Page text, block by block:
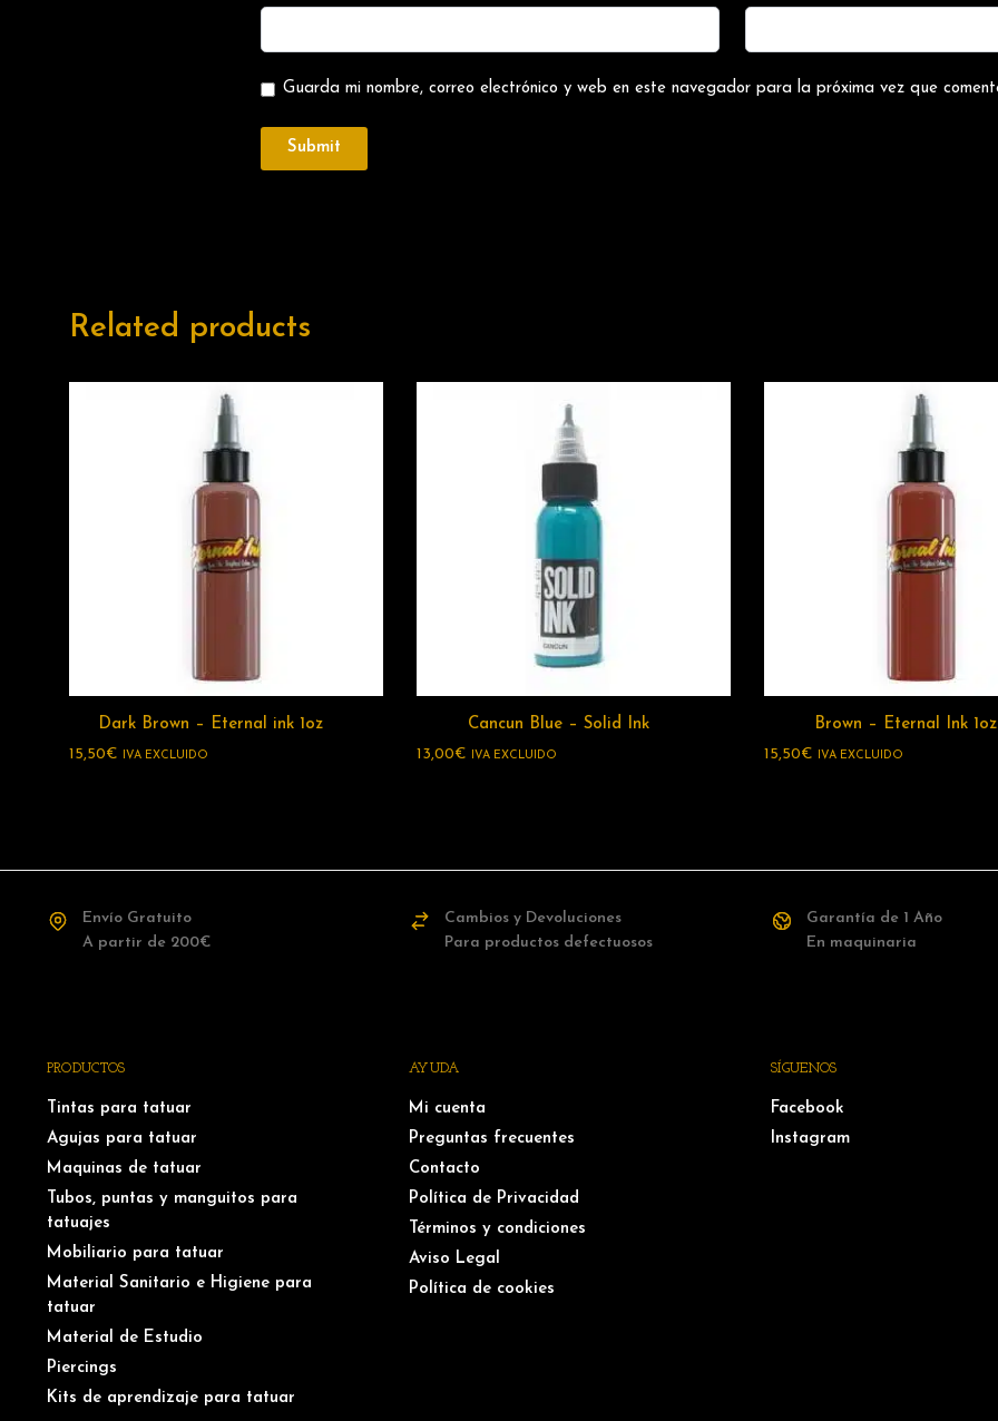
Guarda mi nombre, correo electrónico y web en este navegador para la próxima vez que
Related products
Dark Brown – Eternal ink 1oz
15,50€ IVA EXCLUIDO
Cancun Blue – Solid Ink
13,00€ IVA EXCLUIDO
Brown – Eternal Ink 1oz
15,50€ IVA EXCLUIDO
Envío Gratuito
A partir de 200€
Cambios y Devoluciones
Para productos defectuosos
Garantía de 1 Año
En maquinaria
PRODUCTOS
Tintas para tatuar
Agujas para tatuar
Maquinas de tatuar
Tubos, puntas y manguitos para
tatuajes
Mobiliario para tatuar
Material Sanitario e Higiene para
tatuar
Material de Estudio
Piercings
Kits de aprendizaje para tatuar
AYUDA
Mi cuenta
Preguntas frecuentes
Contacto
Política de Privacidad
Términos y condiciones
Aviso Legal
Política de cookies
SÍGUENOS
Facebook
Instagram